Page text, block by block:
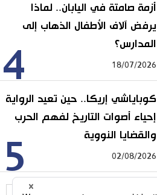
4
أزمة صامتة في اليابان.. لماذا
يرفض آلاف الأطفال الذهاب إلى
المدارس؟
18/07/2026
5
كوباياشي إريكا.. حين تعيد الرواية
إحياء أصوات التاريخ لفهم الحرب
والقضايا النووية
02/08/2026